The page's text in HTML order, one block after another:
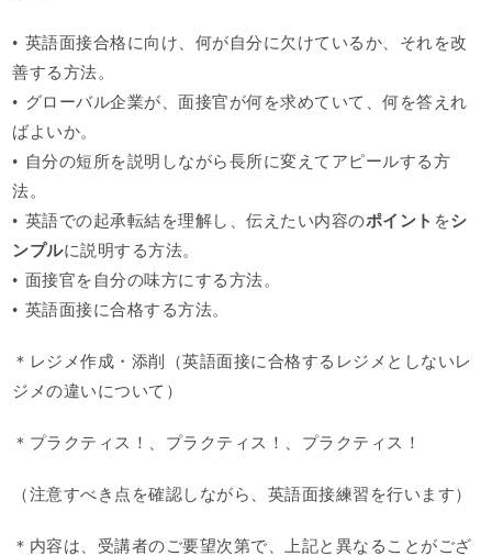
• 英語面接合格に向け、何が自分に欠けているか、それを改
善する方法。
• グローバル企業が、面接官が何を求めていて、何を答えれ
ばよいか。
• 自分の短所を説明しながら長所に変えてアピールする方
法。
• 英語での起承転結を理解し、伝えたい内容のポイント をシ
ンプルに説明する方法。
• 面接官を自分の味方にする方法。
• 英語面接に合格する方法。
＊レジメ作成・添削（英語面接に合格するレジメとしないレ
ジメの違いについて）
＊プラクティス！、プラクティス！、プラクティス！
（注意すべき点を確認しながら、英語面接練習を行います）
＊内容は、受講者のご要望次第で、上記と異なることがござ